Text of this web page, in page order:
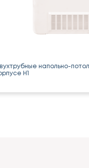
напольно-
H1